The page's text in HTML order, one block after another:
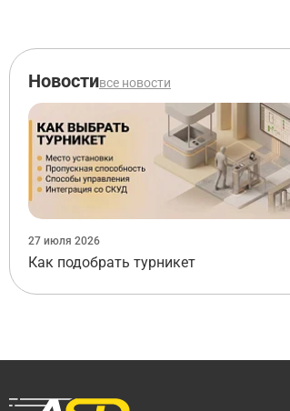
Новостивсе новости
27 июля 2026
Как подобрать турникет